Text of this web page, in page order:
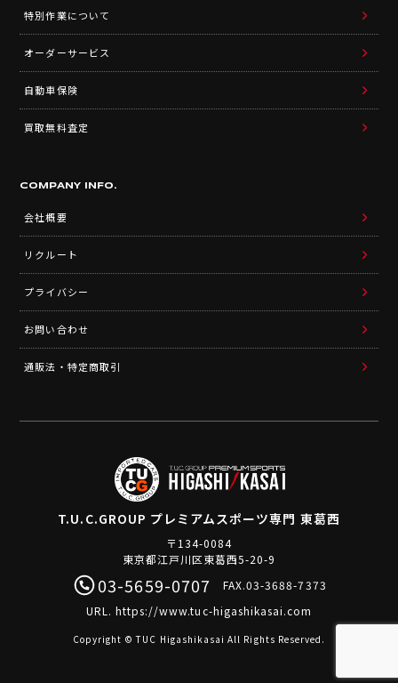
特別作業について
オーダーサービス
自動車保険
買取無料査定
COMPANY INFO.
会社概要
リクルート
プライバシー
お問い合わせ
通販法・特定商取引
T.U.C.GROUP プレミアムスポーツ専門 東葛西
〒134-0084
東京都江戸川区東葛西5-20-9
03-5659-0707
FAX.03-3688-7373
URL. https://www.tuc-higashikasai.com
Copyright © TUC Higashikasai All Rights Reserved.